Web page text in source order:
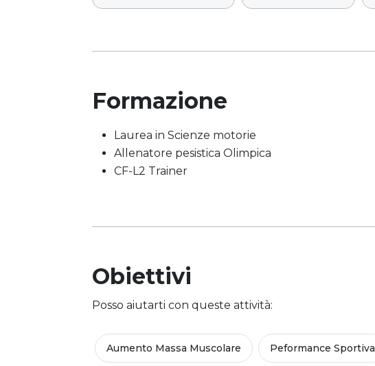
Formazione
Laurea in Scienze motorie
Allenatore pesistica Olimpica
CF-L2 Trainer
Obiettivi
Posso aiutarti con queste attività:
Aumento Massa Muscolare Peformance Sportiva